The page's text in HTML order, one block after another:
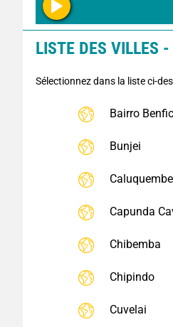
LISTE DES VILLES
Sélectionnez dans la liste ci-
Bairro
Bunjei
Caluquembe
Capunda
Chibemba
Chipindo
Cuvelai